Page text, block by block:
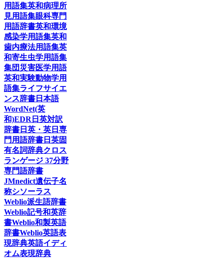
用語集英和病理所
見用語集眼科専門
用語辞書英和環境
感染学用語集英和
歯内療法用語集英
和寄生虫学用語集
集団災害医学用語
英和実験動物学用
語集ライフサイエ
ンス辞書 日本語
WordNet(英
和)EDR日英対訳
辞書 日英・英日専
門用語辞書 日英固
有名詞辞典クロス
ランゲージ 37分野
専門語辞書
JMnedict遺伝子名
称シソーラス
Weblio派生語辞書
Weblio記号和英辞
書Weblio和製英語
辞書Weblio英語表
現辞典英語イディ
オム表現辞典